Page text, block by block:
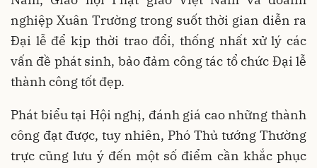
nghiệp Xuân Trường trong suốt thời gian diễn ra
Đại lễ để kịp thời trao đổi, thống nhất xử lý các
vấn đề phát sinh, bảo đảm công tác tổ chức Đại lễ
thành công tốt đẹp.
Phát biểu tại Hội nghị, đánh giá cao những thành
công đạt được, tuy nhiên, Phó Thủ tướng Thường
trực cũng lưu ý đến một số điểm cần khắc phục